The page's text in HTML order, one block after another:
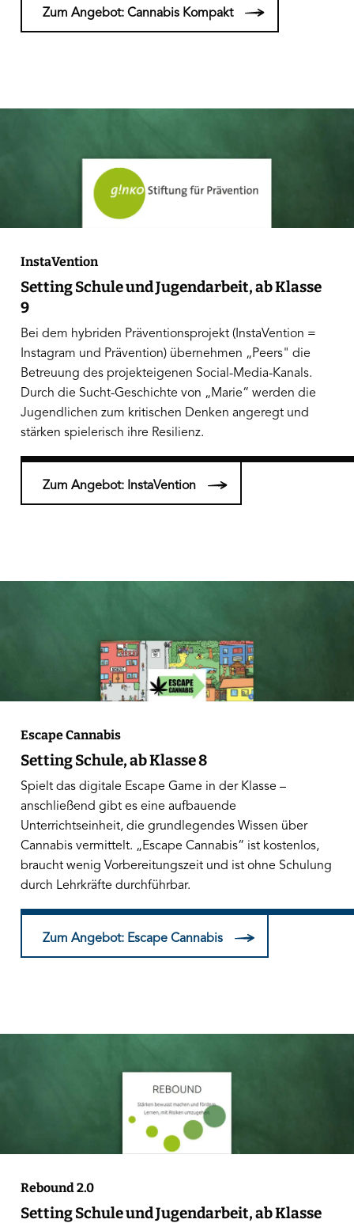
Zum Angebot: Cannabis Kompakt
InstaVention
Setting Schule und Jugendarbeit, ab Klasse
9
Bei dem hybriden Präventionsprojekt (InstaVention =
Instagram und Prävention) übernehmen „Peers" die
Betreuung des projekteigenen Social-Media-Kanals.
Durch die Sucht-Geschichte von „Marie“ werden die
Jugendlichen zum kritischen Denken angeregt und
stärken spielerisch ihre Resilienz.
Zum Angebot: InstaVention
Escape Cannabis
Setting Schule, ab Klasse 8
Spielt das digitale Escape Game in der Klasse –
anschließend gibt es eine aufbauende
Unterrichtseinheit, die grundlegendes Wissen über
Cannabis vermittelt. „Escape Cannabis“ ist kostenlos,
braucht wenig Vorbereitungszeit und ist ohne Schulung
durch Lehrkräfte durchführbar.
Zum Angebot: Escape Cannabis
Rebound 2.0
Setting Schule und Jugendarbeit, ab Klasse